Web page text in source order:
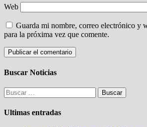
Web
Guarda mi nombre, correo electrónico y
para la próxima vez que comente.
Buscar Noticias
Buscar:
Ultimas entradas